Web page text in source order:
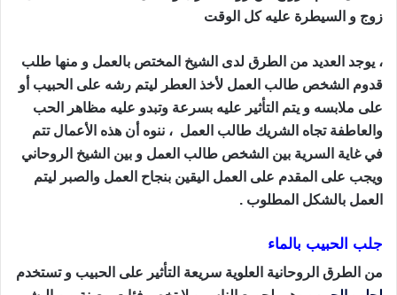
زوج و السيطرة عليه كل الوقت
، يوجد العديد من الطرق لدى الشيخ المختص بالعمل و منها طلب
قدوم الشخص طالب العمل لأخذ العطر ليتم رشه على الحبيب أو
على ملابسه و يتم التأثير عليه بسرعة وتبدو عليه مظاهر الحب
والعاطفة تجاه الشريك طالب العمل ، ننوه أن هذه الأعمال تتم
في غاية السرية بين الشخص طالب العمل و بين الشيخ الروحاني
ويجب على المقدم على العمل اليقين بنجاح العمل والصبر ليتم
العمل بالشكل المطلوب .
جلب الحبيب بالماء
من الطرق الروحانية العلوية سريعة التأثير على الحبيب و تستخدم